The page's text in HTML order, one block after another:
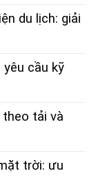
du lịch: giải
cầu kỹ
theo tải và
trời: ưu